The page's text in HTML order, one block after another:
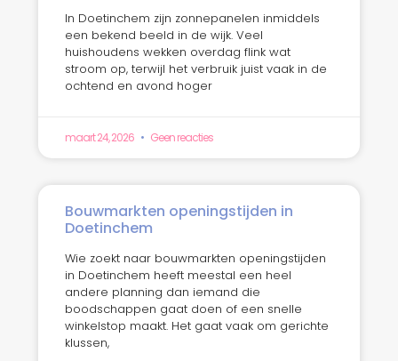
In Doetinchem zijn zonnepanelen inmiddels
een bekend beeld in de wijk. Veel
huishoudens wekken overdag flink wat
stroom op, terwijl het verbruik juist vaak in de
ochtend en avond hoger
maart 24, 2026 Geen reacties
Bouwmarkten openingstijden in
Doetinchem
Wie zoekt naar bouwmarkten openingstijden
in Doetinchem heeft meestal een heel
andere planning dan iemand die
boodschappen gaat doen of een snelle
winkelstop maakt. Het gaat vaak om gerichte
klussen,